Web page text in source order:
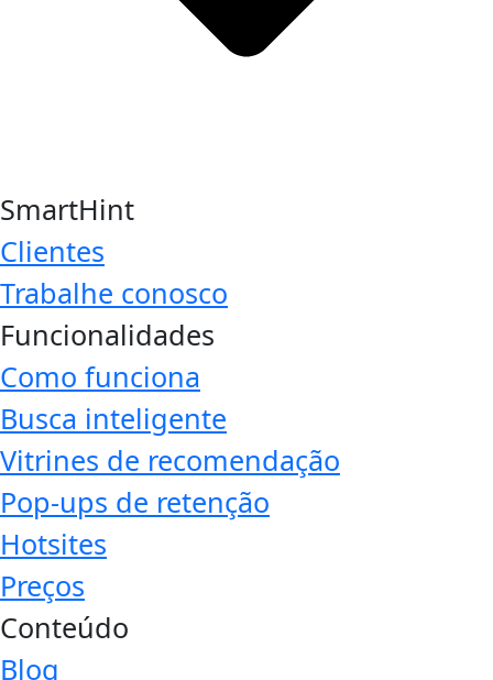
SmartHint
Clientes
Trabalhe conosco
Funcionalidades
Como funciona
Busca inteligente
Vitrines de recomendação
Pop-ups de retenção
Hotsites
Preços
Conteúdo
Blog